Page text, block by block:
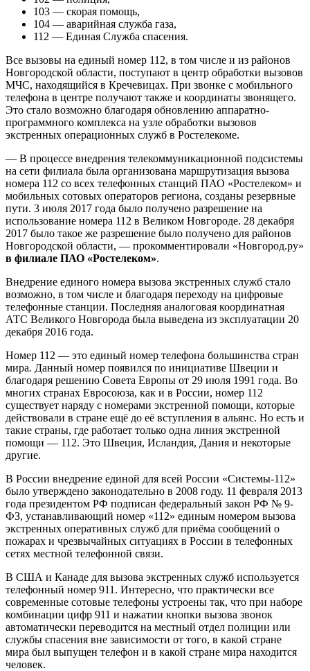
103 — скорая помощь,
104 — аварийная служба газа,
112 — Единая Служба спасения.
Все вызовы на единый номер 112, в том числе и из районов
Новгородской области, поступают в центр обработки вызовов
МЧС, находящийся в Кречевицах. При звонке с мобильного
телефона в центре получают также и координаты звонящего.
Это стало возможно благодаря обновлению аппаратно-
программного комплекса на узле обработки вызовов
экстренных операционных служб в Ростелекоме.
— В процессе внедрения телекоммуникационной подсистемы
на сети филиала была организована маршрутизация вызова
номера 112 со всех телефонных станций ПАО «Ростелеком» и
мобильных сотовых операторов региона, созданы резервные
пути. 3 июля 2017 года было получено разрешение на
использование номера 112 в Великом Новгороде. 28 декабря
2017 было такое же разрешение было получено для районов
Новгородской области, — прокомментировали «Новгород.ру»
в филиале ПАО «Ростелеком».
Внедрение единого номера вызова экстренных служб стало
возможно, в том числе и благодаря переходу на цифровые
телефонные станции. Последняя аналоговая координатная
АТС Великого Новгорода была выведена из эксплуатации 20
декабря 2016 года.
Номер 112 — это единый номер телефона большинства стран
мира. Данный номер появился по инициативе Швеции и
благодаря решению Совета Европы от 29 июля 1991 года. Во
многих странах Евросоюза, как и в России, номер 112
существует наряду с номерами экстренной помощи, которые
действовали в стране ещё до её вступления в альянс. Но есть и
такие страны, где работает только одна линия экстренной
помощи — 112. Это Швеция, Исландия, Дания и некоторые
другие.
В России внедрение единой для всей России «Системы-112»
было утверждено законодательно в 2008 году. 11 февраля 2013
года президентом РФ подписан федеральный закон РФ № 9-
ФЗ, устанавливающий номер «112» единым номером вызова
экстренных оперативных служб для приёма сообщений о
пожарах и чрезвычайных ситуациях в России в телефонных
сетях местной телефонной связи.
В США и Канаде для вызова экстренных служб используется
телефонный номер 911. Интересно, что практически все
современные сотовые телефоны устроены так, что при наборе
комбинации цифр 911 и нажатии кнопки вызова звонок
автоматически переводится на местный отдел полиции или
службы спасения вне зависимости от того, в какой стране
мира был выпущен телефон и в какой стране мира находится
человек.